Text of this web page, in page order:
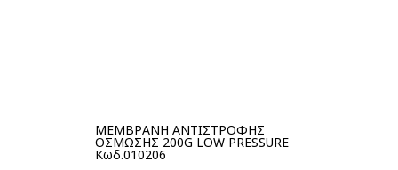
ΜΕΜΒΡΑΝΗ ΑΝΤΙΣΤΡΟΦΗΣ
ΟΣΜΩΣΗΣ 200G LOW PRESSURE
Κωδ.010206